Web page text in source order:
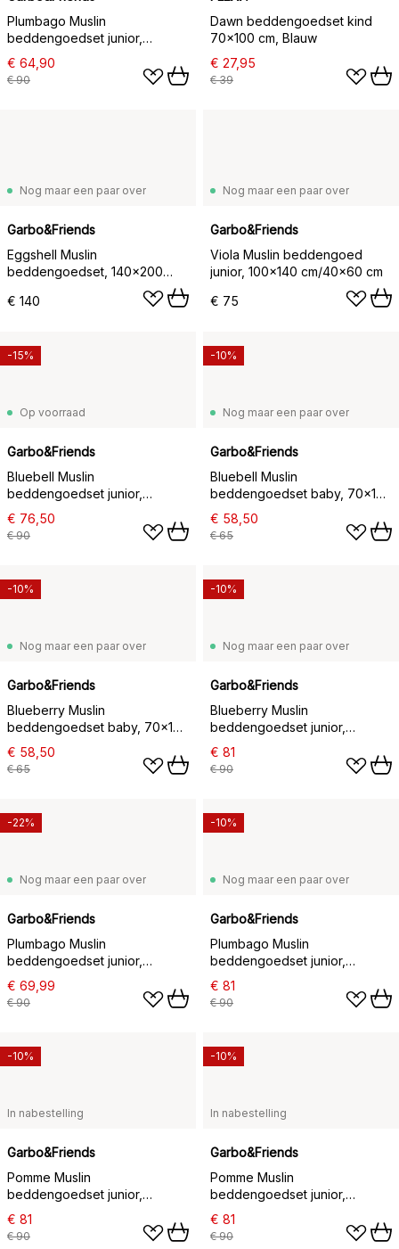
Plumbago Muslin
beddengoedset junior,
100x130 cm/35x55 cm
€ 64,90
€ 90
Dawn beddengoedset kind
70x100 cm, Blauw
€ 27,95
€ 39
Nog maar een paar over
Garbo&Friends
Eggshell Muslin
beddengoedset, 140x200
€ 140
Nog maar een paar over
Garbo&Friends
Viola Muslin beddengoed
junior, 100x140 cm/40x60 cm
€ 75
Op voorraad
Garbo&Friends
Bluebell Muslin
beddengoedset junior,
100x140 cm/40x60 cm
€ 76,50
€ 90
-15%
Nog maar een paar over
Garbo&Friends
Bluebell Muslin
beddengoedset baby, 70x100
cm/40x45 cm
€ 58,50
€ 65
-10%
Nog maar een paar over
Garbo&Friends
Blueberry Muslin
beddengoedset baby, 70x100
cm/40x45 cm
€ 58,50
€ 65
-10%
Nog maar een paar over
Garbo&Friends
Blueberry Muslin
beddengoedset junior,
100x140 cm/40x45 cm
€ 81
€ 90
-10%
Nog maar een paar over
Garbo&Friends
Plumbago Muslin
beddengoedset junior,
100x140 cm/40x60 cm
€ 69,99
€ 90
-22%
Nog maar een paar over
Garbo&Friends
Plumbago Muslin
beddengoedset junior,
100x140 cm/40x45 cm
€ 81
€ 90
-10%
In nabestelling
Garbo&Friends
Pomme Muslin
beddengoedset junior,
100x140 cm/40x60 cm
€ 81
€ 90
-10%
In nabestelling
Garbo&Friends
Pomme Muslin
beddengoedset junior,
100x140 cm/40x45 cm
€ 81
€ 90
-10%